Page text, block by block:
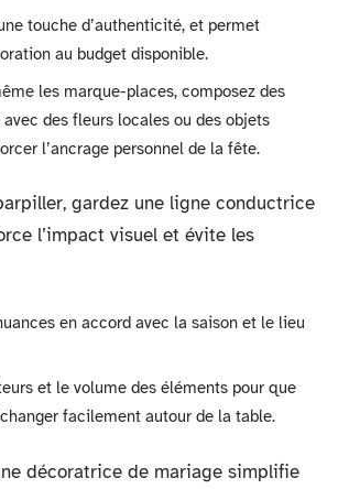
touche d’authenticité, et permet
au budget disponible.
les marque-places, composez des
des fleurs locales ou des objets
l’ancrage personnel de la fête.
gardez une ligne conductrice
l’impact visuel et évite les
en accord avec la saison et le lieu
et le volume des éléments pour que
facilement autour de la table.
décoratrice de mariage simplifie